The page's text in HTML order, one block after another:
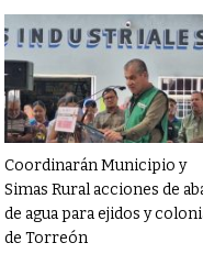
Coordinarán Municipio y
Simas Rural acciones de
de agua para ejidos y
de Torreón